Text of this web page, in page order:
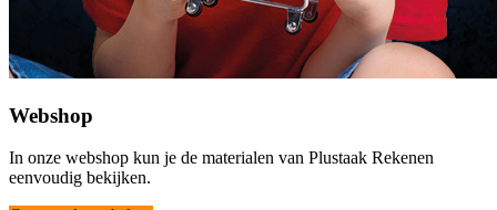
Webshop
In onze webshop kun je de materialen van Plustaak Rekenen
eenvoudig bekijken.